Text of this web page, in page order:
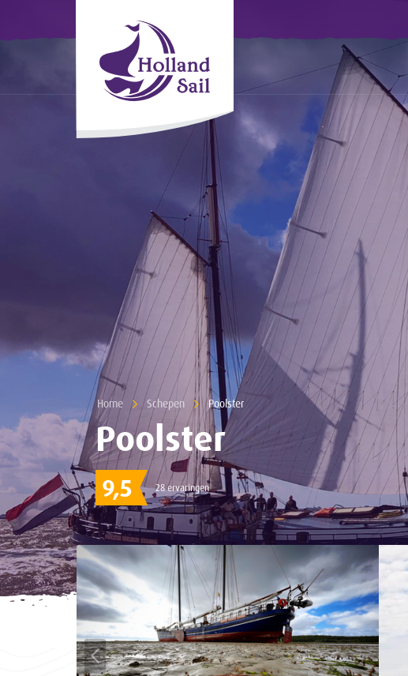
Home Schepen Current:
Poolster
Poolster
9,5 28 ervaringen